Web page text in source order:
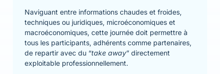
Naviguant entre informations chaudes et froides,
techniques ou juridiques, microéconomiques et
macroéconomiques, cette journée doit permettre à
tous les participants, adhérents comme partenaires,
de repartir avec du “take away” directement
exploitable professionnellement.